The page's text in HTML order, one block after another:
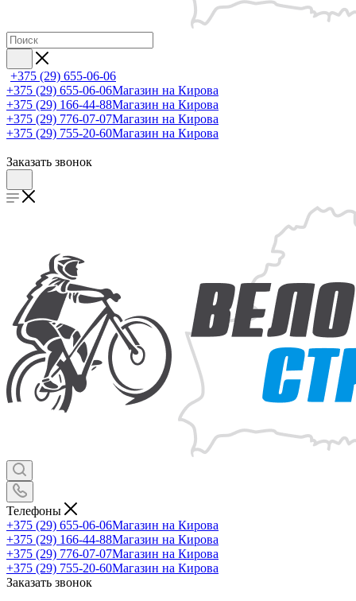
+375 (29) 655-06-06
+375 (29) 655-06-06Магазин на Кирова
+375 (29) 166-44-88Магазин на Кирова
+375 (29) 776-07-07Магазин на Кирова
+375 (29) 755-20-60Магазин на Кирова
Заказать звонок
Телефоны
+375 (29) 655-06-06Магазин на Кирова
+375 (29) 166-44-88Магазин на Кирова
+375 (29) 776-07-07Магазин на Кирова
+375 (29) 755-20-60Магазин на Кирова
Заказать звонок